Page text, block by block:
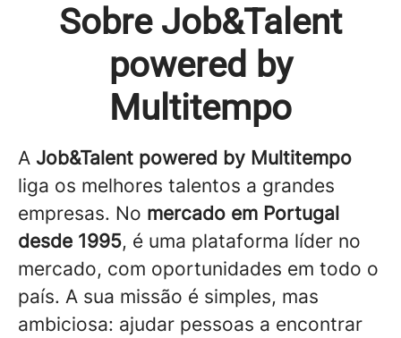
Sobre Job&Talent
powered by
Multitempo
A Job&Talent powered by Multitempo
liga os melhores talentos a grandes
empresas. No mercado em Portugal
desde 1995, é uma plataforma líder no
mercado, com oportunidades em todo o
país. A sua missão é simples, mas
ambiciosa: ajudar pessoas a encontrar